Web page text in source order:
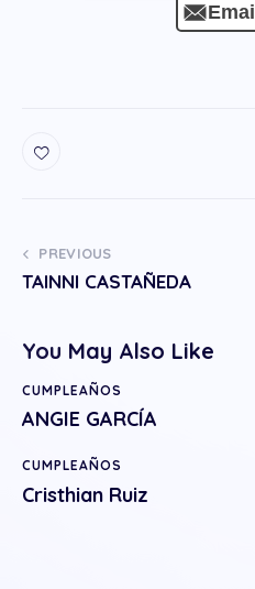
Email
PREVIOUS
TAINNI CASTAÑEDA
You May Also Like
CUMPLEAÑOS
ANGIE GARCÍA
CUMPLEAÑOS
Cristhian Ruiz